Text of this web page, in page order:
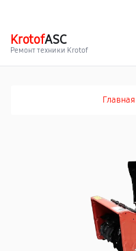
KrotofASC
Ремонт техники Krotof
Главная